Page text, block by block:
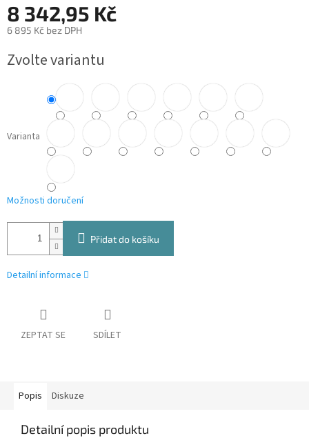
8 342,95 Kč
6 895 Kč bez DPH
cena:
Zvolte variantu
Varianta
Možnosti doručení
Přidat do košíku
Detailní informace
ZEPTAT SE SDÍLET
Popis Diskuze
Detailní popis produktu